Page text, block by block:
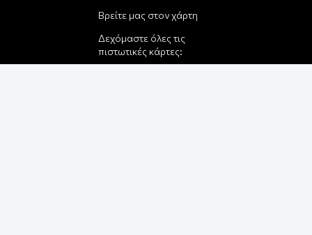
Βρείτε μας στον χάρτη
Δεχόμαστε όλες τις
πιστωτικές κάρτες: